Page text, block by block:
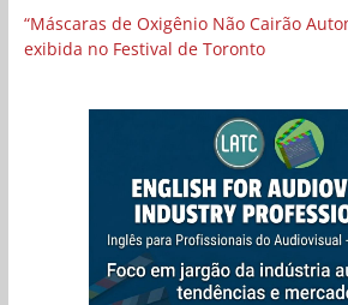
“Máscaras de Oxigênio Não Cairão
exibida no Festival de Toronto